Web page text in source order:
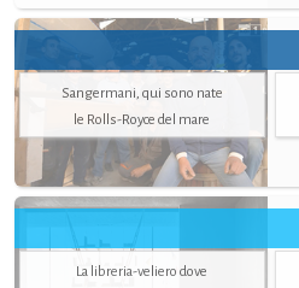
Sangermani, qui sono nate
le Rolls-Royce del mare
La libreria-veliero dove